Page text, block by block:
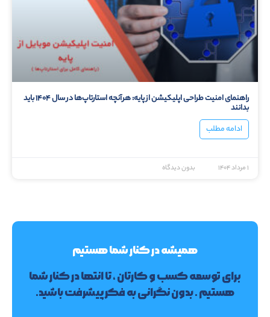
راهنمای امنیت طراحی اپلیکیشن از پایه: هرآنچه استارتاپ‌ها در سال ۱۴۰۴ باید
بدانند
ادامه مطلب
۱ مرداد ۱۴۰۴ بدون دیدگاه
همیشه در کنار شما هستیم
برای توسعه کسب و کارتان ، تا انتها در کنار شما
هستیم . بدون نگرانی به فکر پیشرفت باشید.